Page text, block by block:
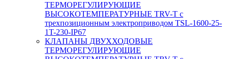
ТЕРМОРЕГУЛИРУЮЩИЕ
ВЫСОКОТЕМПЕРАТУРНЫЕ TRV-T с
трехпозиционным электроприводом TSL-1600-25-
1T-230-IP67
КЛАПАНЫ ДВУХХОДОВЫЕ
ТЕРМОРЕГУЛИРУЮЩИЕ